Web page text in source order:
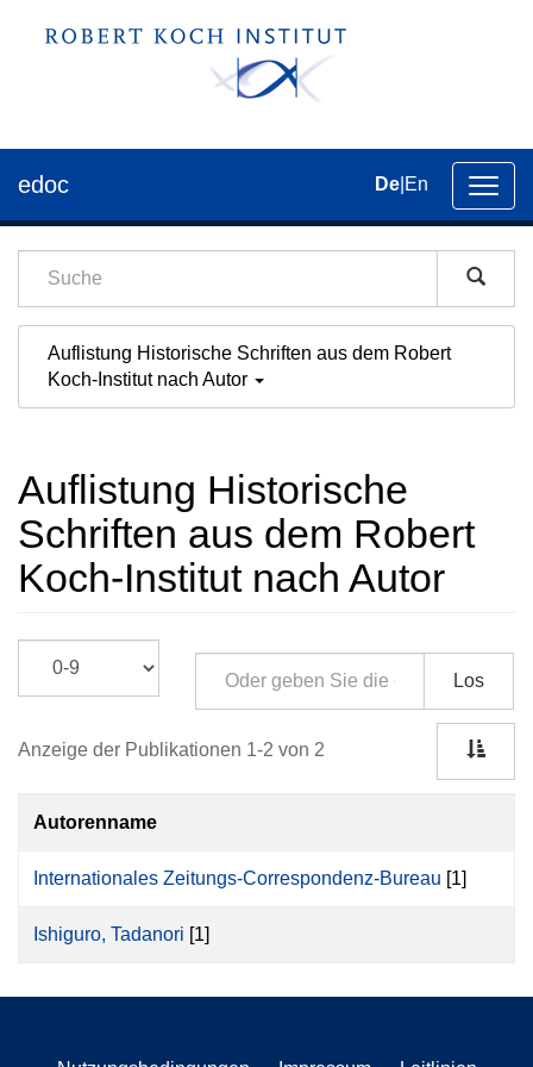
der
edoc De En
Auflistung Historische Schriften aus dem Robert
Koch-Institut nach Autor
Auflistung Historische
Schriften aus dem Robert
Koch-Institut nach Autor
Los
Anzeige der Publikationen 1-2 von 2
Autorenname
Internationales Zeitungs-Correspondenz-Bureau [1]
Ishiguro, Tadanori [1]